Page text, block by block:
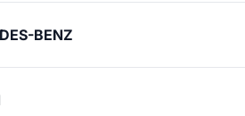
BENZ